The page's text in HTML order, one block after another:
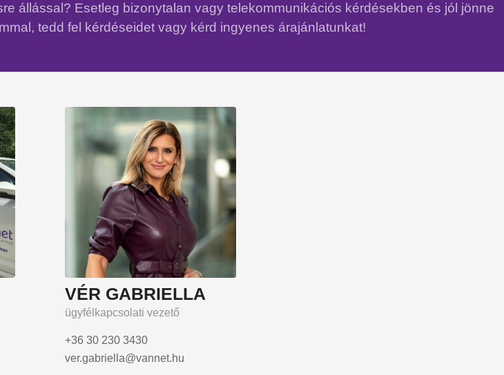
állással? Esetleg bizonytalan vagy telekommunikációs kérdésekben és jól jönne
tedd fel kérdéseidet vagy kérd ingyenes árajánlatunkat!
VÉR GABRIELLA
ügyfélkapcsolati vezető
+36 30 230 3430
ver.gabriella@vannet.hu